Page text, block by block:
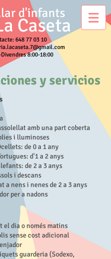
d'infants
Caseta
648 77 03 10
8:00-18:00
amb una part coberta
i lluminoses
de 0 a 1 any
d'1 a 2 anys
de 2 a 3 anys
i descans
a nens i nenes de 2 a 3 anys
per a nadons
el dia o només matins
sense cost adicional
tiquets guarderia (Sodexo,
y servicios